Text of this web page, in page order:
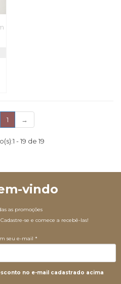
1 (current)
→
1 -19 de 19
vindo
as promoções
se e comece a recebê-las!
seu e-mail *
no e-mail cadastrado acima